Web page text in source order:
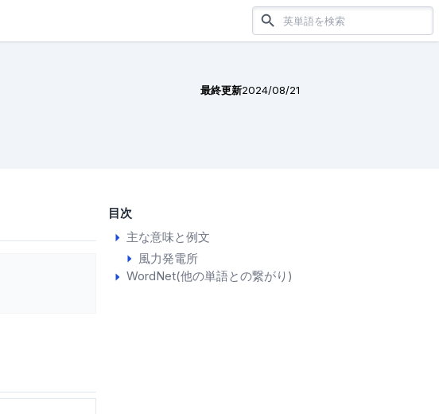
最終更新2024/08/21
目次
主な意味と例文
風力発電所
WordNet(他の単語との繋がり)